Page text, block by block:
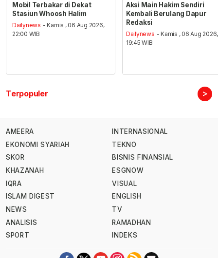
Mobil Terbakar di Dekat
Stasiun Whoosh Halim
Dailynews - Kamis , 06 Aug 2026,
22:00 WIB
Aksi Main Hakim Sendiri
Kembali Berulang Dapur
Redaksi
Dailynews - Kamis , 06 Aug 2026,
19:45 WIB
Terpopuler >
AMEERA
EKONOMI SYARIAH
SKOR
KHAZANAH
IQRA
ISLAM DIGEST
NEWS
ANALISIS
SPORT
INTERNASIONAL
TEKNO
BISNIS FINANSIAL
ESGNOW
VISUAL
ENGLISH
TV
RAMADHAN
INDEKS